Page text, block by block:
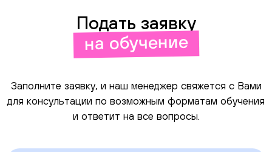
Подать заявку
на обучение
Заполните заявку, и наш менеджер свяжется с Вами
для консультации по возможным форматам обучения
и ответит на все вопросы.